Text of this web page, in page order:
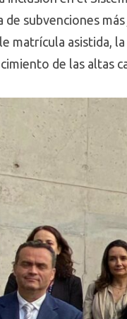
de subvenciones
matrícula asistida,
de las altas